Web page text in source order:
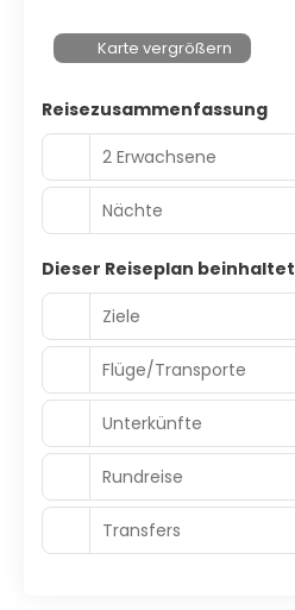
Karte vergrößern
Reisezusammenfassung
2 Erwachsene
Nächte
Dieser Reiseplan beinhaltet
Ziele
Flüge/Transporte
Unterkünfte
Rundreise
Transfers